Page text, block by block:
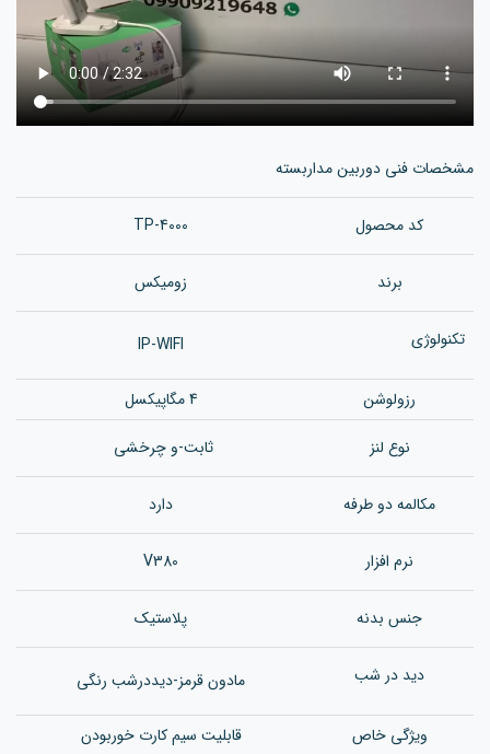
مشخصات فنی دوربین مداربسته
کد محصول TP-4000
برند زومیکس
تکنولوژی IP-WIFI
رزولوشن
4 مگاپیکسل
نوع لنز
ثابت-و چرخشی
مکالمه دو طرفه دارد
نرم افزار V380
جنس بدنه پلاستیک
دید در شب مادون قرمز-دیددرشب رنگی
ویژگی خاص
قابلیت سیم کارت خوربودن